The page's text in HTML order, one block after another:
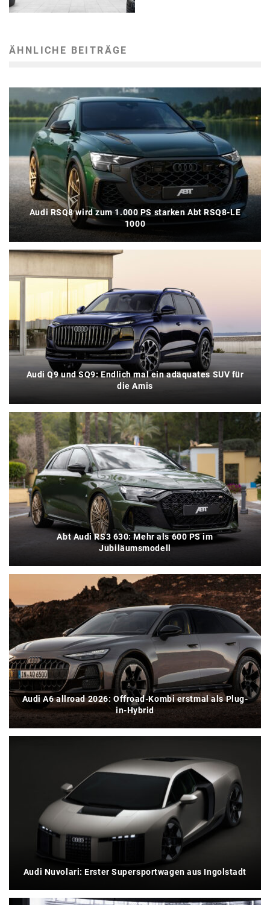
ÄHNLICHE BEITRÄGE
Audi RSQ8 wird zum 1.000 PS starken Abt RSQ8-LE
1000
Audi Q9 und SQ9: Endlich mal ein adäquates SUV für
die Amis
Abt Audi RS3 630: Mehr als 600 PS im
Jubiläumsmodell
Audi A6 allroad 2026: Offroad-Kombi erstmal als Plug-
in-Hybrid
Audi Nuvolari: Erster Supersportwagen aus Ingolstadt